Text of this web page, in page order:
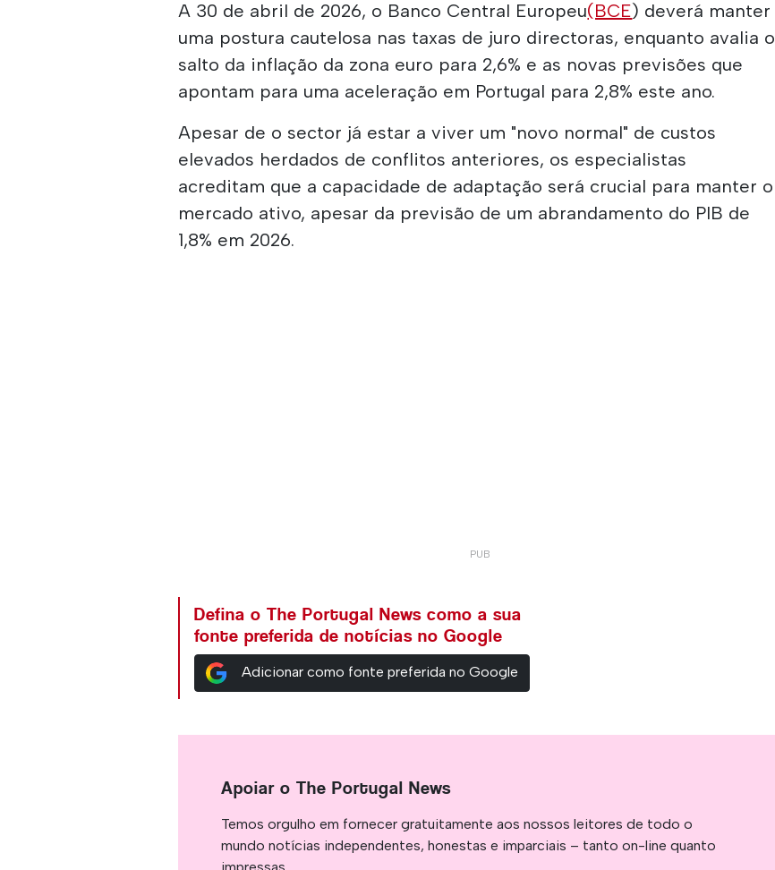
A 30 de abril de 2026, o Banco Central Europeu(BCE) deverá manter
uma postura cautelosa nas taxas de juro directoras, enquanto avalia o
salto da inflação da zona euro para 2,6% e as novas previsões que
apontam para uma aceleração em Portugal para 2,8% este ano.
Apesar de o sector já estar a viver um "novo normal" de custos
elevados herdados de conflitos anteriores, os especialistas
acreditam que a capacidade de adaptação será crucial para manter o
mercado ativo, apesar da previsão de um abrandamento do PIB de
1,8% em 2026.
Defina o The Portugal News como a sua
fonte preferida de notícias no Google
Adicionar como fonte preferida no Google
Apoiar o The Portugal News
Temos orgulho em fornecer gratuitamente aos nossos leitores de todo o
mundo notícias independentes, honestas e imparciais – tanto on-line quanto